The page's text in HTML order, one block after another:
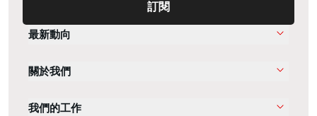
訂閱
最新動向
關於我們
我們的工作